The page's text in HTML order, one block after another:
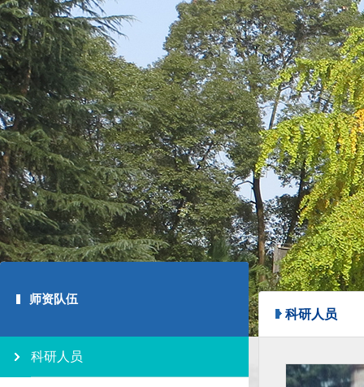
师资队伍
科研人员
科研人员